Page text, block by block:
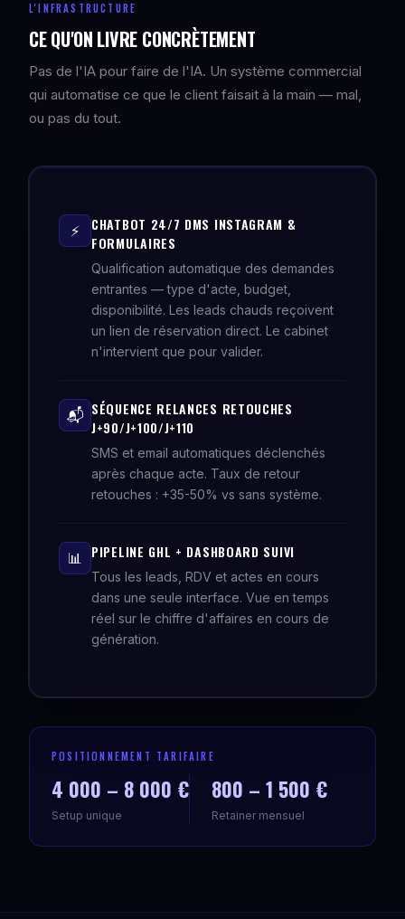
L'INFRASTRUCTURE
CE QU'ON LIVRE CONCRÈTEMENT
Pas de l'IA pour faire de l'IA. Un système commercial
qui automatise ce que le client faisait à la main — mal,
ou pas du tout.
⚡
CHATBOT 24/7 DMS INSTAGRAM &
FORMULAIRES
Qualification automatique des demandes
entrantes — type d'acte, budget,
disponibilité. Les leads chauds reçoivent
un lien de réservation direct. Le cabinet
n'intervient que pour valider.
📬 SÉQUENCE RELANCES RETOUCHES
J+90/J+100/J+110
SMS et email automatiques déclenchés
après chaque acte. Taux de retour
retouches : +35-50% vs sans système.
📊 PIPELINE GHL + DASHBOARD SUIVI
Tous les leads, RDV et actes en cours
dans une seule interface. Vue en temps
réel sur le chiffre d'affaires en cours de
génération.
POSITIONNEMENT TARIFAIRE
4 000 – 8 000 €
Setup unique
800 – 1 500 €
Retainer mensuel